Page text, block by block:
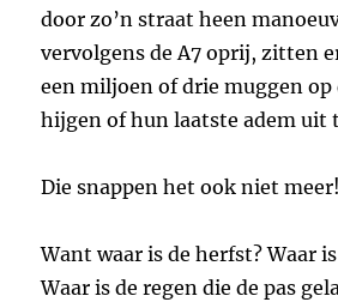
door zo’n straat heen
vervolgens de A7 oprij, zitten
een miljoen of drie muggen
hijgen of hun laatste adem uit
Die snappen het ook niet meer!
Want waar is de herfst? Waar
Waar is de regen die de pas